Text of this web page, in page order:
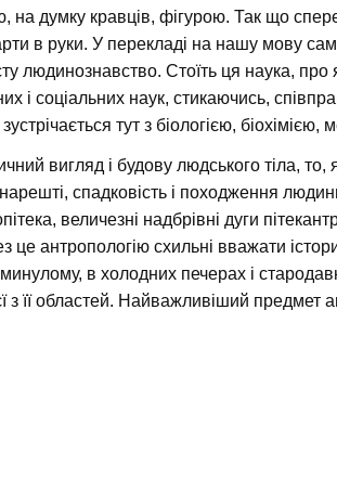
на думку кравців, фігурою. Так що
в руки. У перекладі на нашу мову
людинознавство. Стоїть ця наука, про
і соціальних наук, стикаючись,
тут з біологією,
вигляд і будову людського тіла,
нарешті, спадковість і походження
величезні надбрівні дуги
це антропологію схильні вважати
в холодних печерах і
з її областей. Найважливіший предмет